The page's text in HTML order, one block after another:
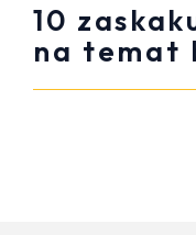
10
na temat